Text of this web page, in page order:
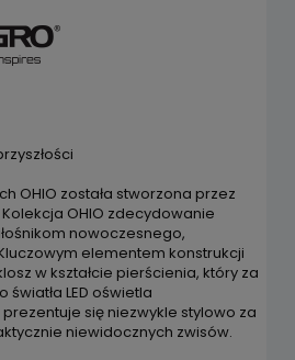
OHIO została stworzona przez
Kolekcja OHIO zdecydowanie
nowoczesnego,
elementem konstrukcji
w kształcie pierścienia, który za
LED oświetla
się niezwykle stylowo za
niewidocznych zwisów.